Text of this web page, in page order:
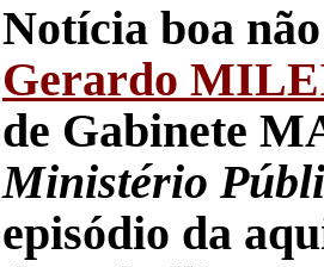
Notícia boa
Gerardo
de Gabinete
Ministério
episódio da